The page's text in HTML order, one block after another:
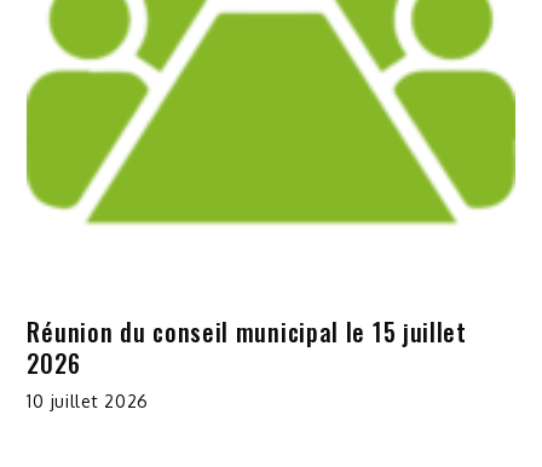
Réunion du conseil municipal le 15 juillet
2026
10 juillet 2026